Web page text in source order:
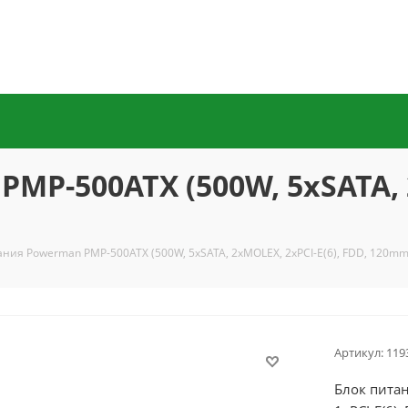
500ATX (500W, 5xSATA,
Powerman PMP-500ATX (500W, 5xSATA, 2xMOLEX, 2xPCI-E(6), FDD,
Артикул:
Блок